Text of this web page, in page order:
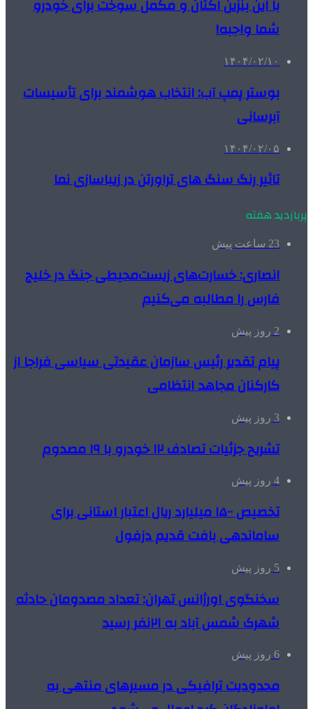
با این بنزین اکتان و مکمل سوخت برای خودرو
شما واجبه!
۱۴۰۴/۰۲/۱۰
بوستر پمپ آب: انتخاب هوشمند برای تأسیسات
آبرسانی
۱۴۰۴/۰۲/۰۵
تاثیر رنگ سنگ های تراورتن در زیباسازی نما
پربازدید هفته
23 ساعت پیش
انصاری: خسارت‌های زیست‌محیطی جنگ در خلیج
فارس را مطالبه‌ می‌کنیم
2 روز پیش
پیام تقدیر رئیس سازمان عقیدتی سیاسی فراجا از
کارکنان مجاهد انتظامی
3 روز پیش
تشریح جزئیات تصادف ۱۲ خودرو با ۱۹ مصدوم
4 روز پیش
تخصیص ۱۵۰۰ میلیارد ریال اعتبار استانی برای
ساماندهی بافت قدیم دزفول
5 روز پیش
سخنگوی اورژانس تهران: تعداد مصدومان حادثه
شهرک شمس آباد به ۲۱نفر رسید
6 روز پیش
محدودیت ترافیکی در مسیرهای منتهی به